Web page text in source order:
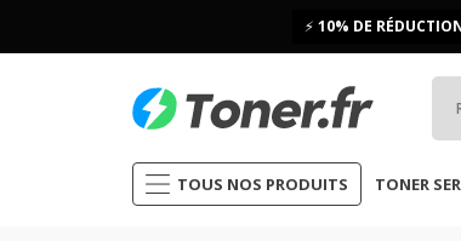
⚡ 10% DE
TOUS NOS PRODUITS TONER